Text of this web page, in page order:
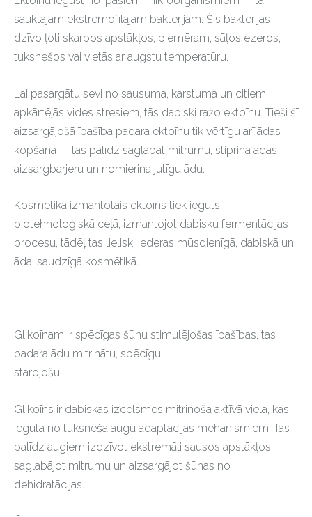
sauktajām ekstremofīlajām baktērijām. Šīs baktērijas
dzīvo ļoti skarbos apstākļos, piemēram, sāļos ezeros,
tuksnešos vai vietās ar augstu temperatūru.
Lai pasargātu sevi no sausuma, karstuma un citiem
apkārtējās vides stresiem, tās dabiski ražo ektoīnu. Tieši šī
aizsargājošā īpašība padara ektoīnu tik vērtīgu arī ādas
kopšanā — tas palīdz saglabāt mitrumu, stiprina ādas
aizsargbarjeru un nomierina jutīgu ādu.
Kosmētikā izmantotais ektoīns tiek iegūts
biotehnoloģiskā ceļā, izmantojot dabisku fermentācijas
procesu, tādēļ tas lieliski iederas mūsdienīgā, dabiskā un
ādai saudzīgā kosmētikā.
Glikoīnam ir spēcīgas šūnu stimulējošas īpašības, tas
padara ādu mitrinātu, spēcīgu,
starojošu.
Glikoīns ir dabiskas izcelsmes mitrinoša aktīvā viela, kas
iegūta no tuksneša augu adaptācijas mehānismiem. Tas
palīdz augiem izdzīvot ekstremāli sausos apstākļos,
saglabājot mitrumu un aizsargājot šūnas no
dehidratācijas.